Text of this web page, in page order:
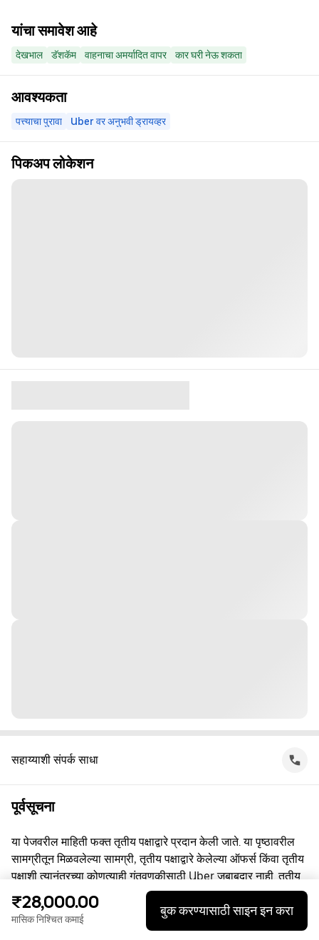
यांचा समावेश आहे
देखभाल डॅशकॅम वाहनाचा अमर्यादित वापर कार घरी नेऊ शकता
आवश्यकता
पत्त्याचा पुरावा Uber वर अनुभवी ड्रायव्हर
पिकअप लोकेशन
सहाय्याशी संपर्क साधा
पूर्वसूचना
या पेजवरील माहिती फक्त तृतीय पक्षाद्वारे प्रदान केली जाते. या पृष्ठावरील
सामग्रीतून मिळवलेल्या सामग्री, तृतीय पक्षाद्वारे केलेल्या ऑफर्स किंवा तृतीय
पक्षाशी त्यानंतरच्या कोणत्याही गुंतवणूकीसाठी Uber जबाबदार नाही. तृतीय
पक्षाशी व्यस्त असताना, तुम्ही त्यांच्याशी थेट करार करता, ज्यासाठी Uber हा
पक्ष नाही. प्रश्नांसाठी, कृपया तृतीय पक्षाशी थेट संपर्क साधा.
₹28,000.00
मासिक निश्चित कमाई
बुक करण्यासाठी साइन इन करा